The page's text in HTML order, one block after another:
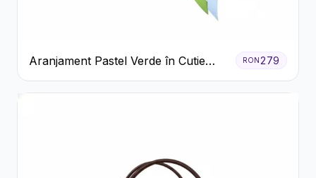
Aranjament Pastel Verde în Cutie
Galben Pal
RON 279